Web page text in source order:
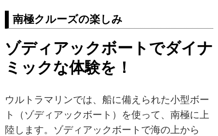
南極クルーズの楽しみ
ゾディアックボートでダイナ
ミックな体験を！
ウルトラマリンでは、船に備えられた小型ボー
ト（ゾディアックボート）を使って、南極に上
陸します。ゾディアックボートで海の上から